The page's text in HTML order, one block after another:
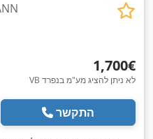
‏1,700 ‏€
VB לא ניתן להציג מע"מ בנפרד
התקשר